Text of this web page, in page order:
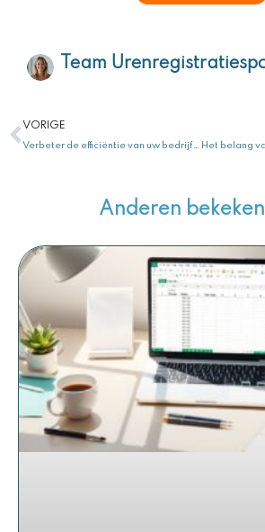
Team
Vorige
VORIGE
Verbeter de efficiëntie van uw bedrijf met het gebruik van Urenregistratie USG
Anderen